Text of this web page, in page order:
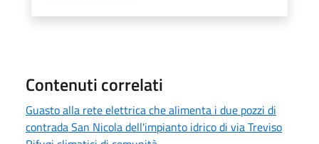
Contenuti correlati
Guasto alla rete elettrica che alimenta i due pozzi di
contrada San Nicola dell'impianto idrico di via Treviso